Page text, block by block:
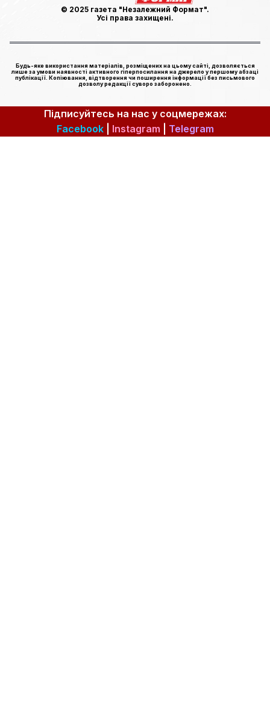
© 2025 газета "Незалежний Формат".
Усі права захищені.
Будь-яке використання матеріалів, розміщених на цьому сайті, дозволяється
лише за умови наявності активного гіперпосилання на джерело у першому абзаці
публікації. Копіювання, відтворення чи поширення інформації без письмового
дозволу редакції суворо заборонено.
Підписуйтесь на нас у соцмережах:
Facebook| Instagram Telegram